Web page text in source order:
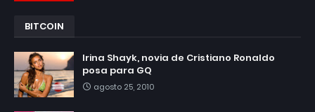
BITCOIN
Irina Shayk, novia de Cristiano Ronaldo
posa para GQ
agosto 25, 2010